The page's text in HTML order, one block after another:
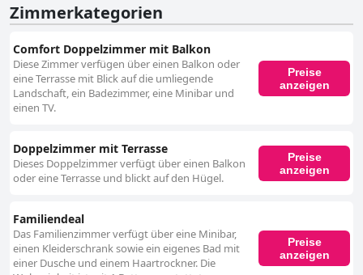
Zimmerkategorien
Comfort Doppelzimmer mit Balkon
Diese Zimmer verfügen über einen Balkon oder
eine Terrasse mit Blick auf die umliegende
Landschaft, ein Badezimmer, eine Minibar und
einen TV.
Preise
anzeigen
Doppelzimmer mit Terrasse
Dieses Doppelzimmer verfügt über einen Balkon
oder eine Terrasse und blickt auf den Hügel.
Preise
anzeigen
Familiendeal
Das Familienzimmer verfügt über eine Minibar,
einen Kleiderschrank sowie ein eigenes Bad mit
einer Dusche und einem Haartrockner. Die
Preise
anzeigen